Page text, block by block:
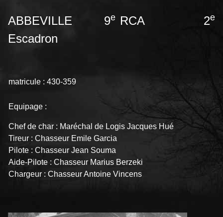
ABBEVILLE 9e RCA 2e
Escadron
matricule : 430-359
Equipage :
Chef de char : Maréchal de Logis Jacques Hué
Tireur : Chasseur Emile Garcia
Pilote : Chasseur Jean Souma
Aide-Pilote : Chasseur Marius Berzeki
Chargeur : Chasseur Antoine Vincens